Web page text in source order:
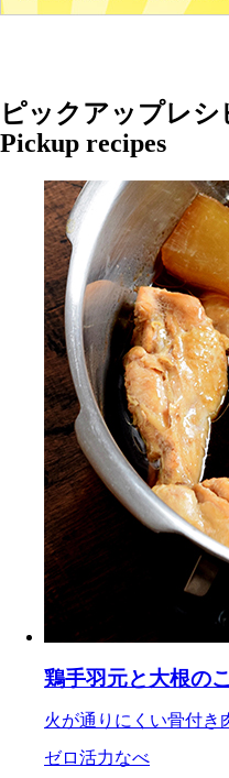
ピックアップレシ
Pickup recipes
鶏手羽元と大根の
火が通りにくい骨付き
ゼロ活力なべ